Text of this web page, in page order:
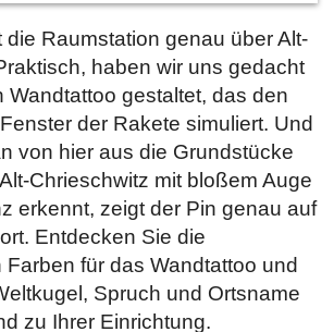
die Raumstation genau über Alt-
haben wir uns gedacht
Wandtattoo gestaltet, das den
der Rakete simuliert. Und
von hier aus die Grundstücke
Chrieschwitz mit bloßem Auge
erkennt, zeigt der Pin genau auf
Entdecken Sie die
für das Wandtattoo und
Spruch und Ortsname
zu Ihrer Einrichtung.